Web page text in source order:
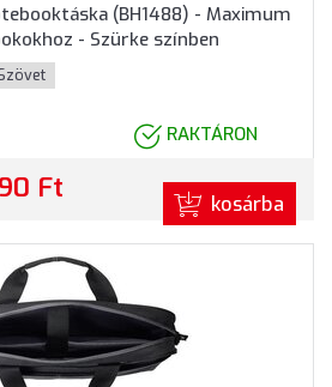
(BH1488) - Maximum
- Szürke színben
RAKTÁRON
Ft kosárba